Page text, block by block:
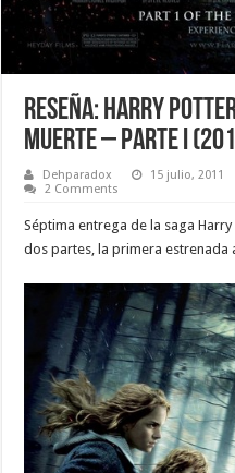
Reseña: Harry
Muerte – Parte I
Dehparadox 15 julio, 2011
2 Comments
Séptima entrega de la saga
dos partes, la primera estrenada